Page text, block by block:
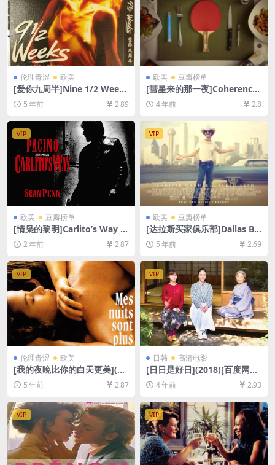
伦理青涩 欧美
[爱你九周半]Nine 1/2 Weeks
(1986)[百度网盘+迅雷云盘资
源1080P超清未删减][MP4/7.
+防和谐压缩包（含解压密
码）】
5 年前 2.89
欧美 豆瓣榜单
[彗星来的那一夜]Coherence
(2013)[百度网盘+迅雷云盘资
源1080P超清未删减][MP4/5.
4 年前 2.8
VIP
欧美 豆瓣榜单
[情枭的黎明]Carlito’s Way (1
993)[百度网盘+夸克网盘1080
P超清未删减资源][网盘在线播
放/下载][MP4/9.6GB][中文字
幕]
2 年前 2.87
VIP
欧美 豆瓣榜单
[达拉斯买家俱乐部]Dallas Bu
yers Club (2013)完整版[百度
网盘+迅雷云盘资源1080P超
清未删减][MP4/7.3GB][中英
字幕]
5 年前 2.69
VIP
伦理青涩 欧美
[我的夜晚比你的白天更美](19
89)[百度网盘+迅雷云盘资源1
080P超清未删减][MP4/6.6G
B][中英字幕]
5 年前 2.87
VIP
日韩 高清电影
[日日是好日](2018)[百度网盘
+迅雷云盘资源1080P超清未
删减][MP4/6.5GB][日语中字]
4 年前 2.93
VIP VIP